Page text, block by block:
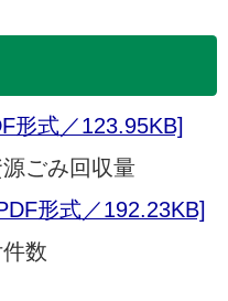
形式／123.95KB]
ごみ回収量
形式／192.23KB]
数